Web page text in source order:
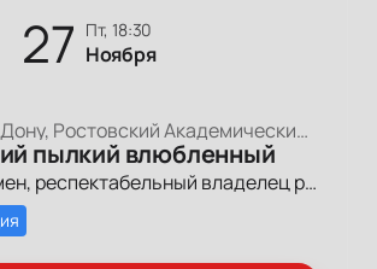
27 пт, 18:30
Ноября
Ростов-на-Дону, Ростовский Академический Театр Драмы, Малая сцена
пылкий влюбленный
Барни Кэшмен, респектабельный владелец рыбного ресторана, решает выйти из серой и скучной жизни, назначая свидания с женщинами в квартире своей матушки, что помогает ему осознать, что он далеко не самый несчастный человек в мире.